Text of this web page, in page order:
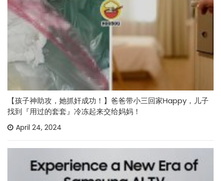
【孩子神助攻，她抓奸成功！】爸爸带小三回家Happy，儿子
找到『用过的套套』冷冻起来交给妈妈！
April 24, 2024